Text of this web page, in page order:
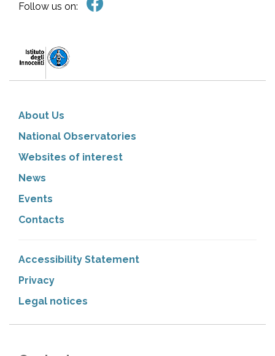
Follow us on:
About Us
National Observatories
Websites of interest
News
Events
Contacts
Accessibility Statement
Privacy
Legal notices